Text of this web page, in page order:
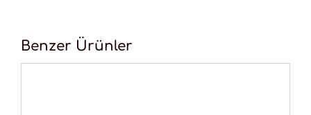
Benzer Ürünler